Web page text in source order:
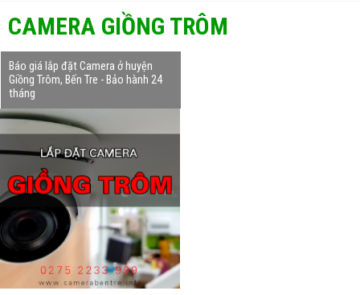
CAMERA GIỒNG TRÔM
Báo giá lắp đặt Camera ở huyện
Giồng Trôm, Bến Tre - Bảo hành 24
tháng